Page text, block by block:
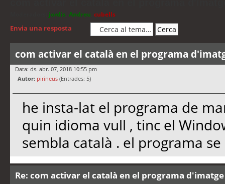
jordis Andreu cubells
Envia una resposta
com activar el català en el programa
Data: ds. abr. 07, 2018 10:55 pm
Autor: pirineus (Entrades: 5)
he insta-lat el programa de
quin idioma vull , tinc el
sembla català . el programa
Re: com activar el català en el programa